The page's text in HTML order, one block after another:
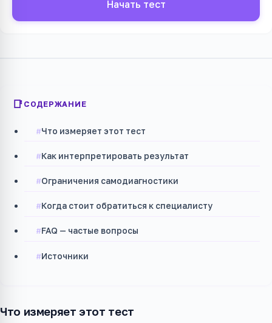
Начать тест
СОДЕРЖАНИЕ
Что измеряет этот тест
Как интерпретировать результат
Ограничения самодиагностики
Когда стоит обратиться к специалисту
FAQ — частые вопросы
Источники
Что измеряет этот тест